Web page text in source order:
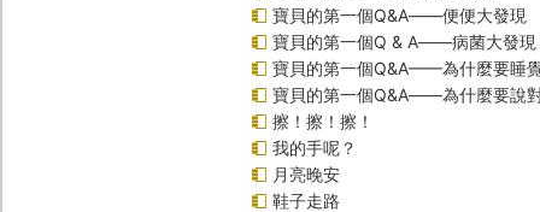
寶貝的第一個Q&A――便便大發現
寶貝的第一個Q & A――病菌大發現
寶貝的第一個Q&A——為什麼要睡
寶貝的第一個Q&A――為什麼要說
擦！擦！擦！
我的手呢？
月亮晚安
鞋子走路